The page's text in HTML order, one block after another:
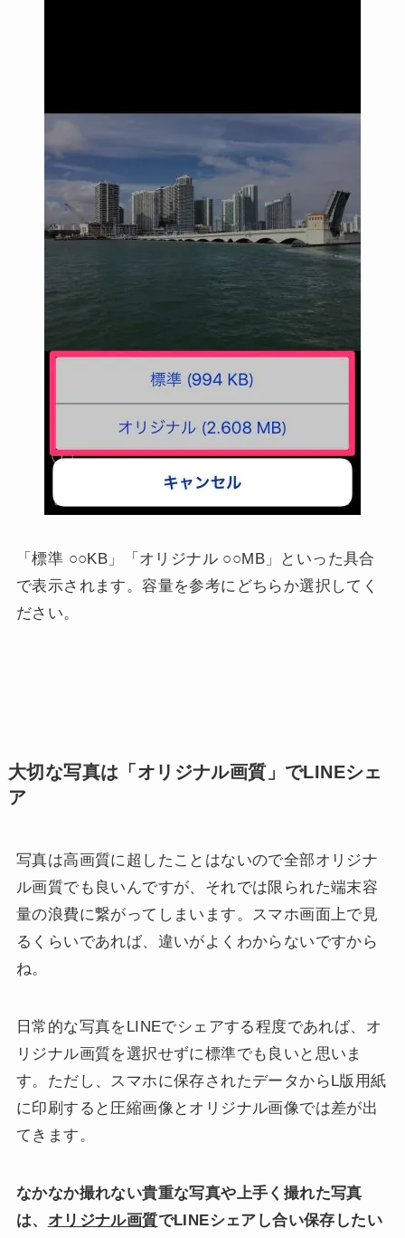
「標準 ○○KB」「オリジナル ○○MB」といった具合
で表示されます。容量を参考にどちらか選択してく
ださい。
大切な写真は「オリジナル画質」でLINEシェ
ア
写真は高画質に超したことはないので全部オリジナ
ル画質でも良いんですが、それでは限られた端末容
量の浪費に繋がってしまいます。スマホ画面上で見
るくらいであれば、違いがよくわからないですから
ね。
日常的な写真をLINEでシェアする程度であれば、オ
リジナル画質を選択せずに標準でも良いと思いま
す。ただし、スマホに保存されたデータからL版用紙
に印刷すると圧縮画像とオリジナル画像では差が出
てきます。
なかなか撮れない貴重な写真や上手く撮れた写真
は、 オリジナル画質でLINEシェアし合い保存したい